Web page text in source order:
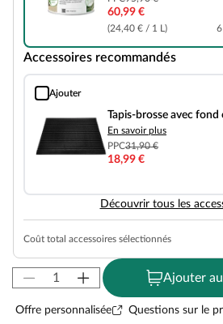
60,99 €
(24,40 € / 1 L)
Accessoires recommandés
Ajouter
Tapis-brosse avec fond en caoutchouc
Tapis-brosse avec
En savoir plus
PPC31,90 €
18,99 €
Découvrir tous les
Coût total accessoires sélectionnés
Ajouter
Offre personnalisée Questions sur le